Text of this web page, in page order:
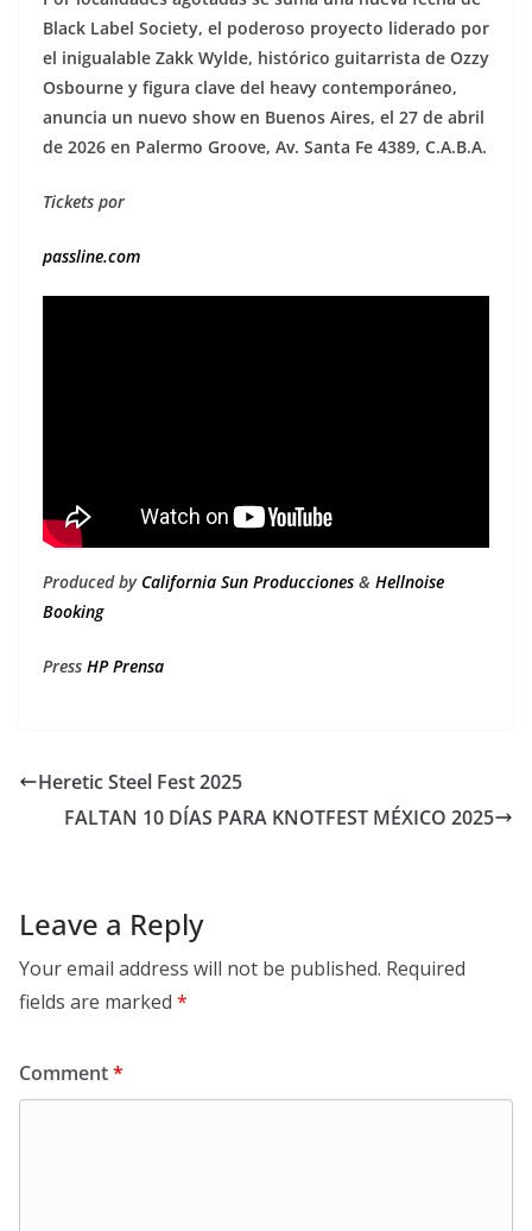
Black Label Society, el poderoso proyecto liderado por
el inigualable Zakk Wylde, histórico guitarrista de Ozzy
Osbourne y figura clave del heavy contemporáneo,
anuncia un nuevo show en Buenos Aires, el 27 de abril
de 2026 en Palermo Groove, Av. Santa Fe 4389, C.A.B.A.
Tickets por
passline.com
Produced by California Sun Producciones & Hellnoise
Booking
Press HP Prensa
Heretic Steel Fest 2025
FALTAN 10 DÍAS PARA KNOTFEST MÉXICO 2025
Leave a Reply
Your email address will not be published. Required
fields are marked *
Comment*